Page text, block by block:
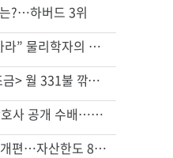
?…하버드 3위
“로또, 이 번호 찍지 마라” 물리학자의 당첨금 높이는 비밀
40만명 SSI<생활보조금> 월 331불 깎이나
'14년째 도피' 한인 간호사 공개 수배…메디케어 사기 유죄
[포커스] 메디캘 대폭 개편…자산한도 84% 축소